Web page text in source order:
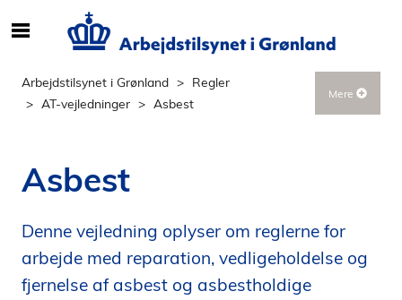
e
r
n
h
o
Arbejdstilsynet i Grønland
Regler
AT-vejledninger
Asbest
Mere
Asbest
Denne vejledning oplyser om reglerne for
arbejde med reparation, vedligeholdelse og
fjernelse af asbest og asbestholdige